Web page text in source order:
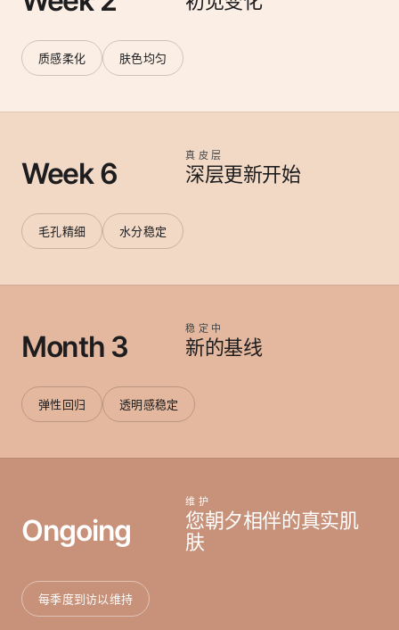
质感柔化 肤色均匀
Week 6
真皮层
深层更新开始
毛孔精细 水分稳定
Month 3
稳定中
新的基线
弹性回归 透明感稳定
Ongoing
维护
您朝夕相伴的真实肌
肤
每季度到访以维持